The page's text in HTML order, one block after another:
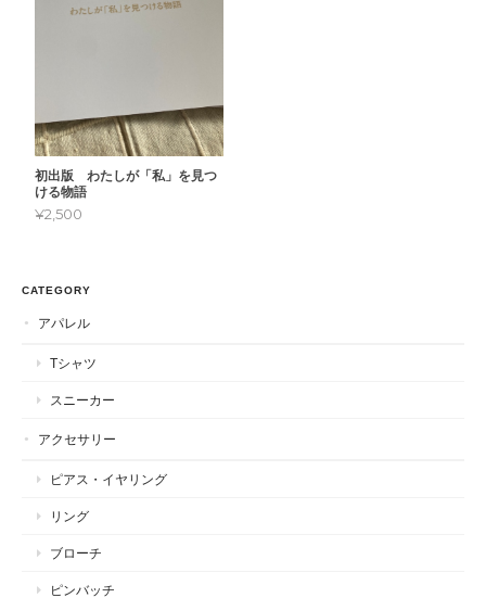
初出版 わたしが「私」を見つ
ける物語
¥2,500
CATEGORY
アパレル
Tシャツ
スニーカー
アクセサリー
ピアス・イヤリング
リング
ブローチ
ピンバッチ